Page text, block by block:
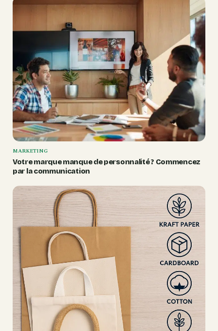
MARKETING
Votre marque manque de personnalité ? Commencez
par la communication